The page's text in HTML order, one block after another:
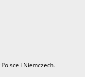
i Niemczech.